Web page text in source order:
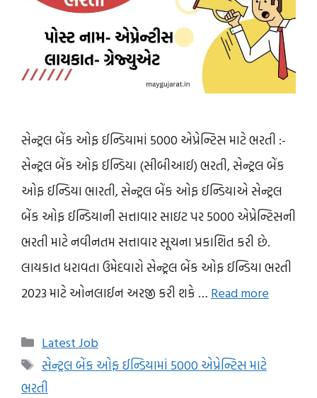
સેન્ટ્રલ બેંક ઓફ ઈન્ડિયામાં 5000 એપ્રેન્ટિસ માટે ભરતી :-
સેન્ટ્રલ બેંક ઓફ ઈન્ડિયા (સીબીઆઈ) ભરતી, સેન્ટ્રલ બેંક
ઓફ ઈન્ડિયા ભારતી, સેન્ટ્રલ બેંક ઓફ ઈન્ડિયાએ સેન્ટ્રલ
બેંક ઓફ ઈન્ડિયાની સત્તાવાર સાઇટ પર 5000 એપ્રેન્ટિસની
ભરતી માટે નવીનતમ સત્તાવાર સૂચના પ્રકાશિત કરી છે.
લાયકાત ધરાવતા ઉમેદવારો સેન્ટ્રલ બેંક ઓફ ઈન્ડિયા ભરતી
2023 માટે ઓનલાઈન અરજી કરી શકે … Read more
Categories
Latest Job
Tags
સેન્ટ્રલ બેંક ઓફ ઈન્ડિયામાં 5000 એપ્રેન્ટિસ માટે
ભરતી